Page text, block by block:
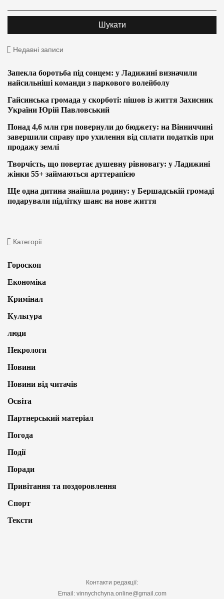
Недавні записи
Запекла боротьба під сонцем: у Ладижині визначили
найсильніші команди з паркового волейболу
Гайсинська громада у скорботі: пішов із життя Захисник
України Юрій Павловський
Понад 4,6 млн грн повернули до бюджету: на Вінниччині
завершили справу про ухилення від сплати податків при
продажу землі
Творчість, що повертає душевну рівновагу: у Ладижині
жінки 55+ займаються арттерапією
Ще одна дитина знайшла родину: у Бершадській громаді
подарували підлітку шанс на нове життя
Категорії
Гороскоп
Економіка
Кримінал
Культура
люди
Некрологи
Новини
Новини від читачів
Освіта
Партнерський матеріал
Погода
Події
Поради
Привітання та поздоровлення
Спорт
Тексти
Контакти редакції:
Email: vinnychchyna.online@gmail.com